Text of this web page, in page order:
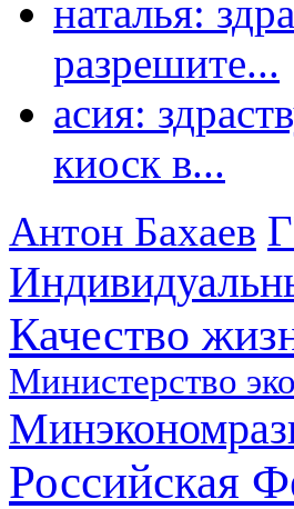
наталья:
разрешите...
асия:
киоск в...
Антон Бахаев
Качество
Министерство
Российская